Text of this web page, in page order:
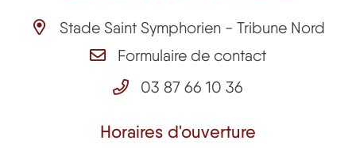
Stade Saint Symphorien - Tribune Nord
Formulaire de contact
03 87 66 10 36
Horaires d'ouverture